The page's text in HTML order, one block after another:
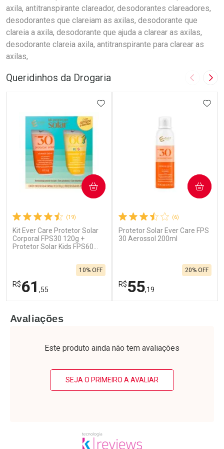
axila, antitranspirante clareador, desodorantes clareadores,
desodorantes que clareiam as axilas, desodorante que
clareia a axila, desodorante que ajuda a clarear as axilas,
desodorante clareia axila, antitranspirante para clarear as
axilas,
Queridinhos da Drogaria Imagem
(19)
Kit Ever Care Protetor Solar
Corporal FPS30 120g +
Protetor Solar Kids FPS60
R$61 ,55
10% OFF
ADICIONAR AOS FAVORITOS
COMPRAR
Laboratório
Por Menos
(6)
Protetor Solar Ever Care FPS
30 Aerossol 200ml
R$55,19
20% OFF
COMPRAR
Laboratório
Por Menos
Avaliações
Este produto ainda não tem avaliações
SEJA O PRIMEIRO A AVALIAR